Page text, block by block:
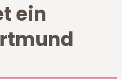
ein